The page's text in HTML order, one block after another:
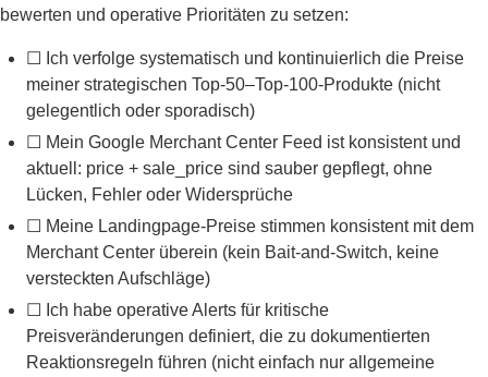
bewerten und operative Prioritäten zu setzen:
☐ Ich verfolge systematisch und kontinuierlich die Preise
meiner strategischen Top-50–Top-100-Produkte (nicht
gelegentlich oder sporadisch)
☐ Mein Google Merchant Center Feed ist konsistent und
aktuell: price + sale_price sind sauber gepflegt, ohne
Lücken, Fehler oder Widersprüche
☐ Meine Landingpage-Preise stimmen konsistent mit dem
Merchant Center überein (kein Bait-and-Switch, keine
versteckten Aufschläge)
☐ Ich habe operative Alerts für kritische
Preisveränderungen definiert, die zu dokumentierten
Reaktionsregeln führen (nicht einfach nur allgemeine